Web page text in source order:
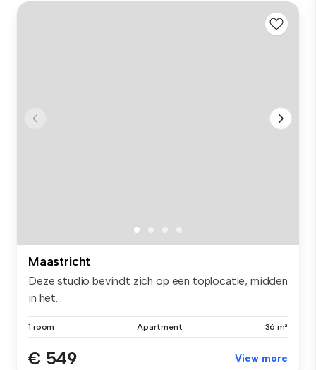
Maastricht
Deze studio bevindt zich op een toplocatie, midden
in het...
1 room Apartment 36 m²
€ 549 View more